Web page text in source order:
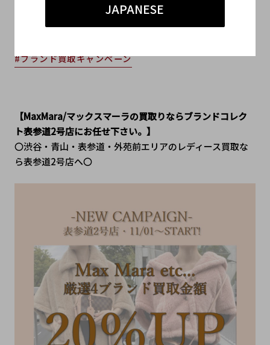
JAPANESE
#表参道2号店 #買取
#ブランド買取キャンペーン
【MaxMara/マックスマーラの買取りならブランドコレク
ト表参道2号店にお任せ下さい。】
〇渋谷・青山・表参道・外苑前エリアのレディース買取な
ら表参道2号店へ〇